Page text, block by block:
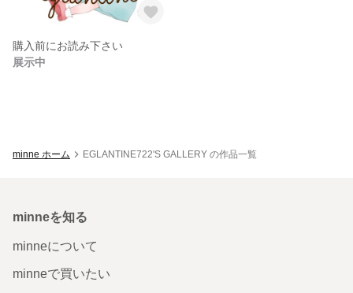
購入前にお読み下さい
展示中
minne ホーム EGLANTINE722'S GALLERY の作品一覧
minneを知る
minneについて
minneで買いたい